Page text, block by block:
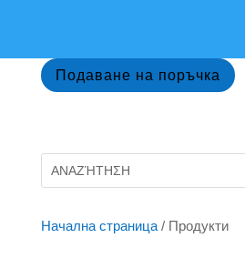
Подаване на поръчка
Начална страница/ Продукти